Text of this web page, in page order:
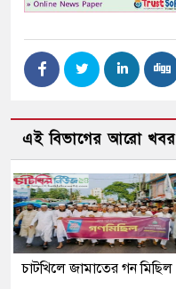
এই বিভাগের আরো খবর
চাটখিলে জামাতের গন মিছিল